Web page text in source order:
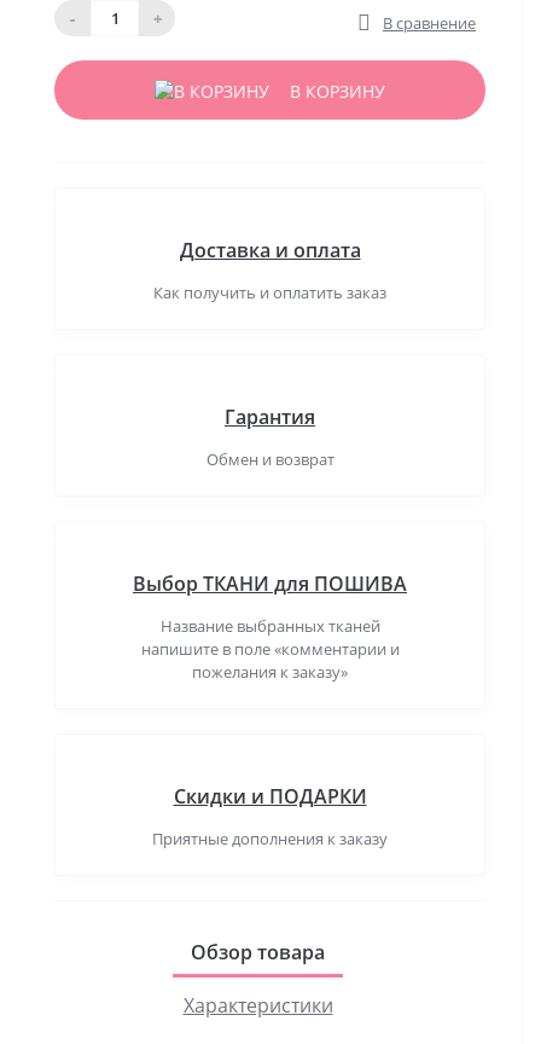
-
+
В сравнение
В КОРЗИНУ
Доставка и оплата
Как получить и оплатить заказ
Гарантия
Обмен и возврат
Выбор ТКАНИ для ПОШИВА
Название выбранных тканей
напишите в поле «комментарии и
пожелания к заказу»
Скидки и ПОДАРКИ
Приятные дополнения к заказу
Обзор товара
Характеристики